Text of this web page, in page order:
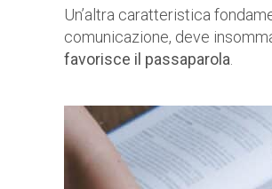
Un’altra caratteristica
comunicazione, deve
favorisce il passaparola